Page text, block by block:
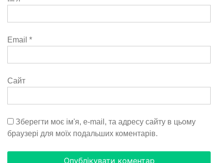
Email *
Сайт
Зберегти моє ім'я, e-mail, та адресу сайту в цьому
браузері для моїх подальших коментарів.